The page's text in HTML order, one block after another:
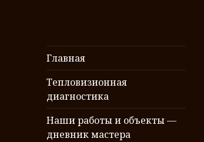
Главная
Тепловизионная
диагностика
Наши работы и объекты —
дневник мастера